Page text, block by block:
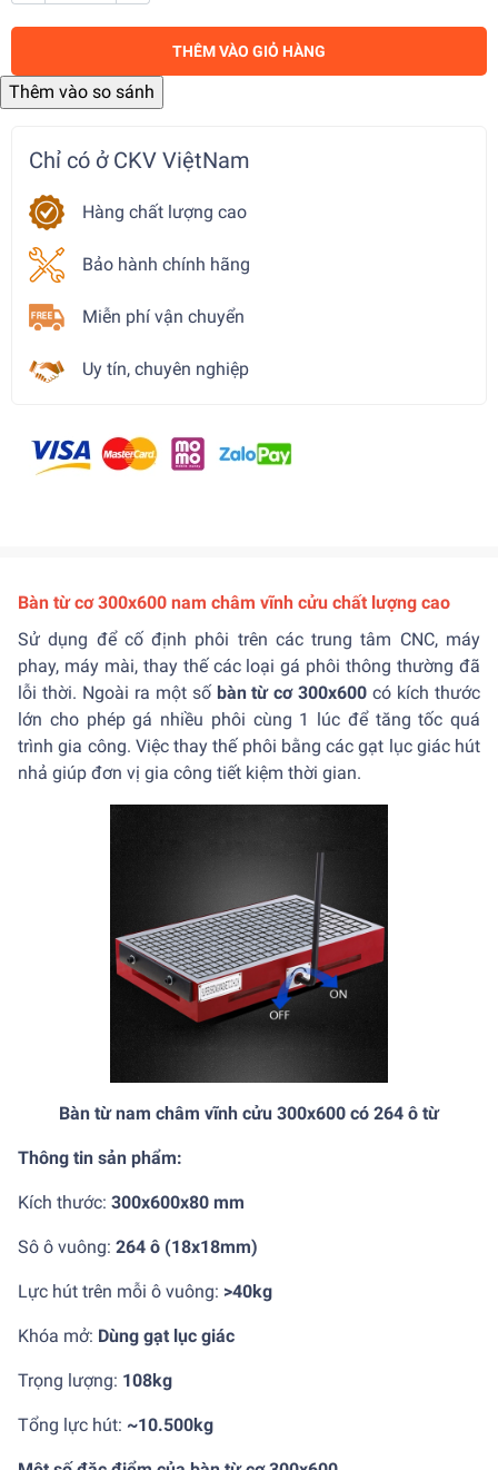
THÊM VÀO GIỎ HÀNG
Chỉ có ở CKV ViệtNam
Hàng chất lượng cao
Bảo hành chính hãng
Miễn phí vận chuyển
Uy tín, chuyên nghiệp
Bàn từ cơ 300x600 nam châm vĩnh cửu chất lượng cao
Sử dụng để cố định phôi trên các trung tâm CNC, máy
phay, máy mài, thay thế các loại gá phôi thông thường đã
lỗi thời. Ngoài ra một số bàn từ cơ 300x600 có kích thước
lớn cho phép gá nhiều phôi cùng 1 lúc để tăng tốc quá
trình gia công. Việc thay thế phôi bằng các gạt lục giác hút
nhả giúp đơn vị gia công tiết kiệm thời gian.
Bàn từ nam châm vĩnh cửu 300x600 có 264 ô từ
Thông tin sản phẩm:
Kích thước: 300x600x80 mm
Sô ô vuông: 264 ô (18x18mm)
Lực hút trên mỗi ô vuông: >40kg
Khóa mở: Dùng gạt lục giác
Trọng lượng: 108kg
Tổng lực hút: ~10.500kg